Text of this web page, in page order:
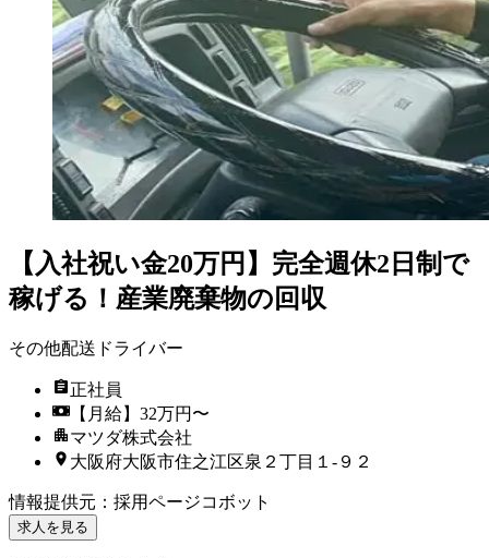
【入社祝い金20万円】完全週休2日制で
稼げる！産業廃棄物の回収
その他配送ドライバー
正社員
【月給】32万円〜
マツダ株式会社
大阪府大阪市住之江区泉２丁目１‐９２
情報提供元 ： 採用ページコボット
求人を見る